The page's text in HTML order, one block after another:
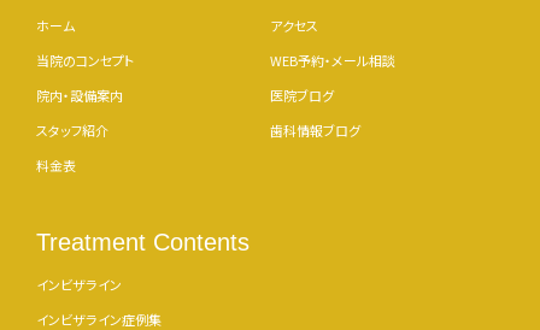
ホーム
当院のコンセプト
院内・設備案内
スタッフ紹介
料金表
アクセス
WEB予約・メール相談
医院ブログ
歯科情報ブログ
Treatment Contents
インビザライン
インビザライン症例集